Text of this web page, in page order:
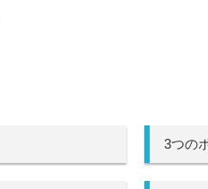
3つの